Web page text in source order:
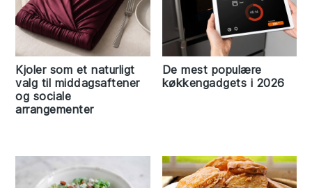
Kjoler som et naturligt
valg til middagsaftener
og sociale
arrangementer
De mest populære
køkkengadgets i 2026